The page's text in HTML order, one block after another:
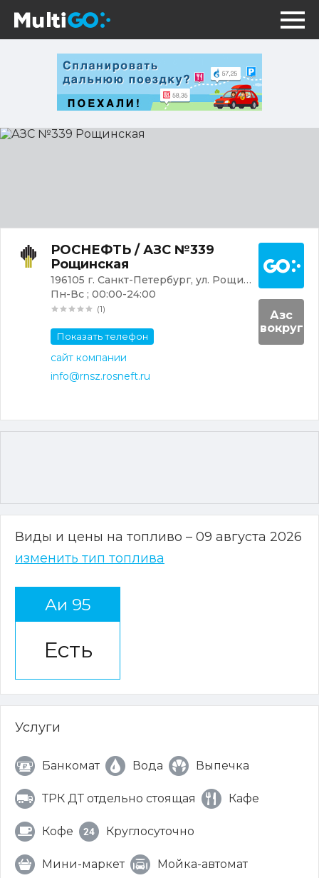
АЗС
РОСНЕФТЬ / АЗС №339
Рощинская
196105 г. Санкт-Петербург, ул. Рощинская, 46А
Пн-Вс ; 00:00-24:00
(1)
Показать телефон
сайт компании
info@rnsz.rosneft.ru
Азс
вокруг
Виды и цены на топливо – 09 августа 2026
изменить тип топлива
Аи 95
Есть
Услуги
Банкомат Вода Выпечка
ТРК ДТ отдельно стоящая Кафе
Кофе Круглосуточно
Мини-маркет Мойка-автомат